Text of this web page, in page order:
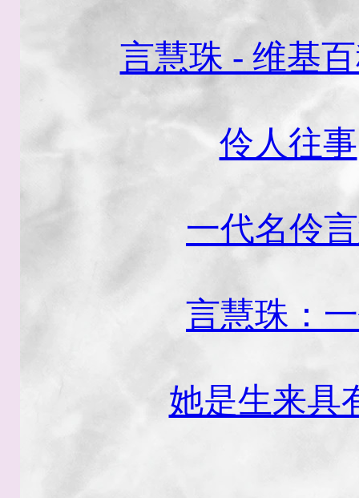
言慧珠 - 维基
伶人往事
一代名伶
言慧珠：
她是生来具